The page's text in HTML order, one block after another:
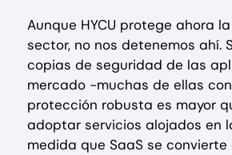
Aunque HYCU protege ahora
sector, no nos detenemos ahí.
copias de seguridad de las
mercado -muchas de ellas
protección robusta es mayor
adoptar servicios alojados en
medida que SaaS se